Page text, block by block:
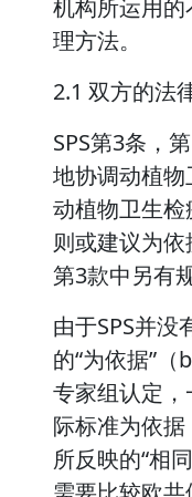
机构所运用
理方法。
2.1 双方的法
SPS第3条，
地协调动植
动植物卫生
则或建议为
第3款中另有
由于SPS并没
的“为依据”
专家组认定
际标准为依
所反映的“相